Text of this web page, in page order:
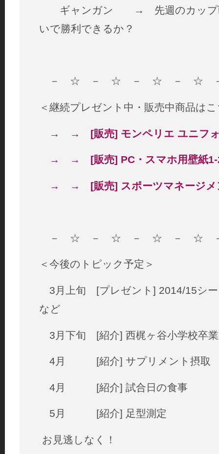
ギャンガン → 先週のカップ戦
いで勝利できるか？
－ ☆ － ☆ － ☆ － ☆
＜継続プレゼント中・販売中商品は
→ → [販売] モンペリエ ユニフ
→ → [販売] PC・スマホ用壁紙
→ → [販売] スポーツマネージメ
－ ☆ － ☆ － ☆ － ☆
＜今後のトピック予定＞
3月上旬 [プレゼント] 2014/15シー
など
3月下旬 [紹介] 西梶ヶ谷小学校卒
4月 [紹介] サプリメント摂取
4月 [紹介] 試合日の食事
5月 [紹介] 足型測定
お見逃しなく！